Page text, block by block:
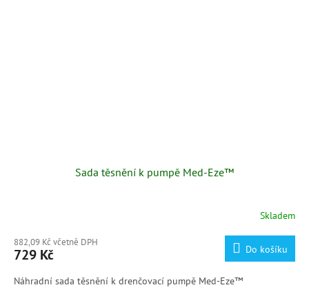
Sada těsnění k pumpě Med-Eze™
Skladem
882,09 Kč včetně DPH
729 Kč Do košíku
Náhradní sada těsnění k drenčovací pumpě Med-Eze™